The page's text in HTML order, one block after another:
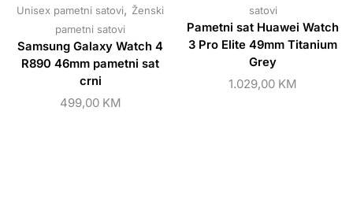
Unisex pametni satovi, Ženski
pametni satovi
Samsung Galaxy Watch 4
R890 46mm pametni sat
crni
499,00 KM
satovi
Pametni sat Huawei Watch
3 Pro Elite 49mm Titanium
Grey
1.029,00 KM